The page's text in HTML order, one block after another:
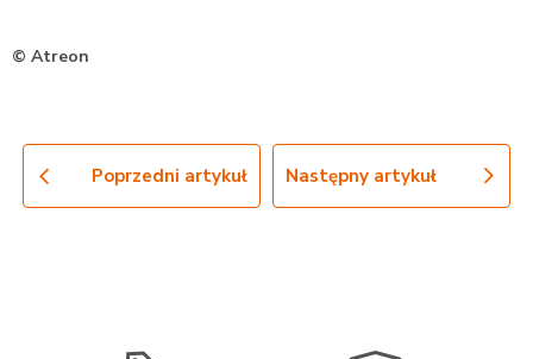
© Atreon
Poprzedni artykuł Następny artykuł